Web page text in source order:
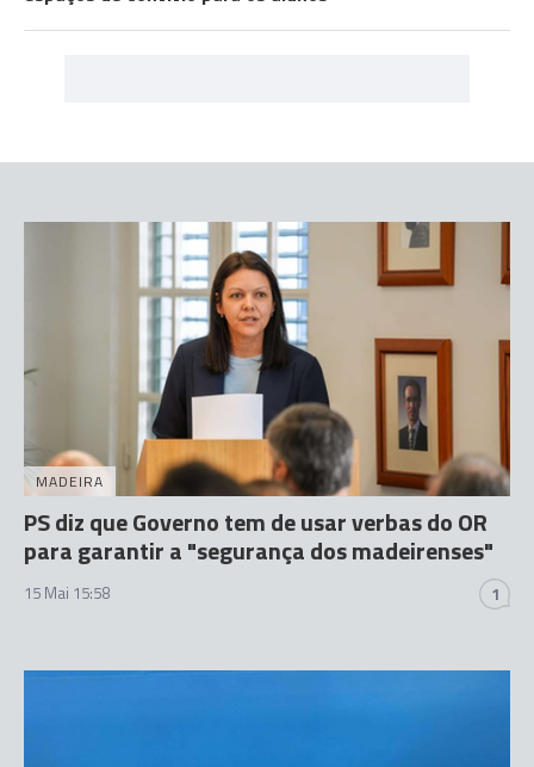
MADEIRA
PS diz que Governo tem de usar verbas do OR
para garantir a "segurança dos madeirenses"
15 Mai 15:58 1